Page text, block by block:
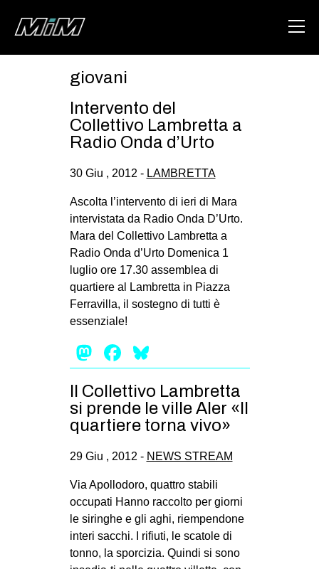
ABOUT
DEGENERAZIONE
GAZA FREESTYLE
CSOA LAMBRETTA
MSM
STUDENTI TSUNAMI
ZAM
MOBILITAZIONI
SPORT POPOLARE
MOVIMENTI
AMBIENTE
DIRITTO ALL’ABITARE
GENERI
MIGRAZIONI
giovani
Intervento del
Collettivo Lambretta a
Radio Onda d’Urto
30 Giu , 2012 - LAMBRETTA
Ascolta l’intervento di ieri di Mara
intervistata da Radio Onda D’Urto.
Mara del Collettivo Lambretta a
Radio Onda d’Urto Domenica 1
luglio ore 17.30 assemblea di
quartiere al Lambretta in Piazza
Ferravilla, il sostegno di tutti è
essenziale!
Mastodon
Facebook
Il Collettivo Lambretta
si prende le ville Aler «Il
quartiere torna vivo»
29 Giu , 2012 - NEWS STREAM
Via Apollodoro, quattro stabili
occupati Hanno raccolto per giorni
le siringhe e gli aghi, riempendone
interi sacchi. I rifiuti, le scatole di
tonno, la sporcizia. Quindi si sono